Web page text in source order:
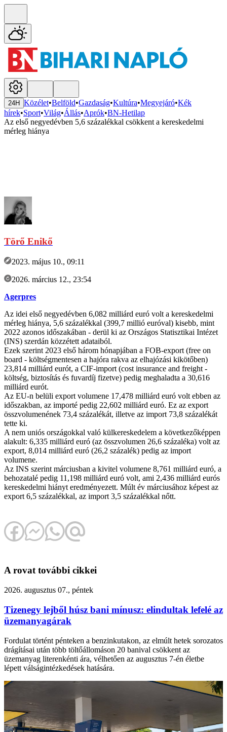
24H Közélet•Belföld•Gazdaság•Kultúra•Megyejáró•Kék
hírek•Sport•Világ•Állás•Aprók•BN-Hetilap
Az első negyedévben 5,6 százalékkal csökkent a kereskedelmi
mérleg hiánya
Törő Enikő
2023. május 10., 09:11
2026. március 12., 23:54
Agerpres
Az idei első negyedévben 6,082 milliárd euró volt a kereskedelmi
mérleg hiánya, 5,6 százalékkal (399,7 millió euróval) kisebb, mint
2022 azonos időszakában - derül ki az Országos Statisztikai Intézet
(INS) szerdán közzétett adataiból.
Ezek szerint 2023 első három hónapjában a FOB-export (free on
board - költségmentesen a hajóra rakva az elhajózási kikötőben)
23,814 milliárd eurót, a CIF-import (cost insurance and freight -
költség, biztosítás és fuvardíj fizetve) pedig meghaladta a 30,616
milliárd eurót.
Az EU-n belüli export volumene 17,478 milliárd euró volt ebben az
időszakban, az importé pedig 22,602 milliárd euró. Ez az export
összvolumenének 73,4 százalékát, illetve az import 73,8 százalékát
tette ki.
A nem uniós országokkal való külkereskedelem a következőképpen
alakult: 6,335 milliárd euró (az összvolumen 26,6 százaléka) volt az
export, 8,014 milliárd euró (26,2 százalék) pedig az import
volumene.
Az INS szerint márciusban a kivitel volumene 8,761 milliárd euró, a
behozatalé pedig 11,198 milliárd euró volt, ami 2,436 milliárd eurós
kereskedelmi hiányt eredményezett. Múlt év márciusához képest az
export 6,5 százalékkal, az import 3,5 százalékkal nőtt.
A rovat további cikkei
2026. augusztus 07., péntek
Tizenegy lejből húsz bani mínusz: elindultak lefelé az
üzemanyagárak
Fordulat történt pénteken a benzinkutakon, az elmúlt hetek sorozatos
drágításai után több töltőállomáson 20 banival csökkent az
üzemanyag literenkénti ára, vélhetően az augusztus 7-én életbe
lépett válságintézkedések hatására.